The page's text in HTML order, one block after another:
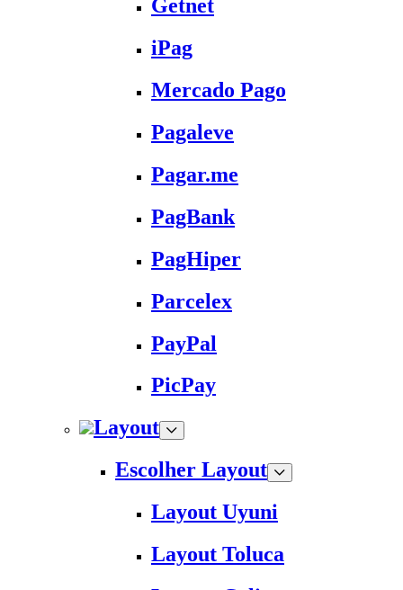
Getnet
iPag
Mercado Pago
Pagaleve
Pagar.me
PagBank
PagHiper
Parcelex
PayPal
PicPay
Layout
Escolher Layout
Layout Uyuni
Layout Toluca